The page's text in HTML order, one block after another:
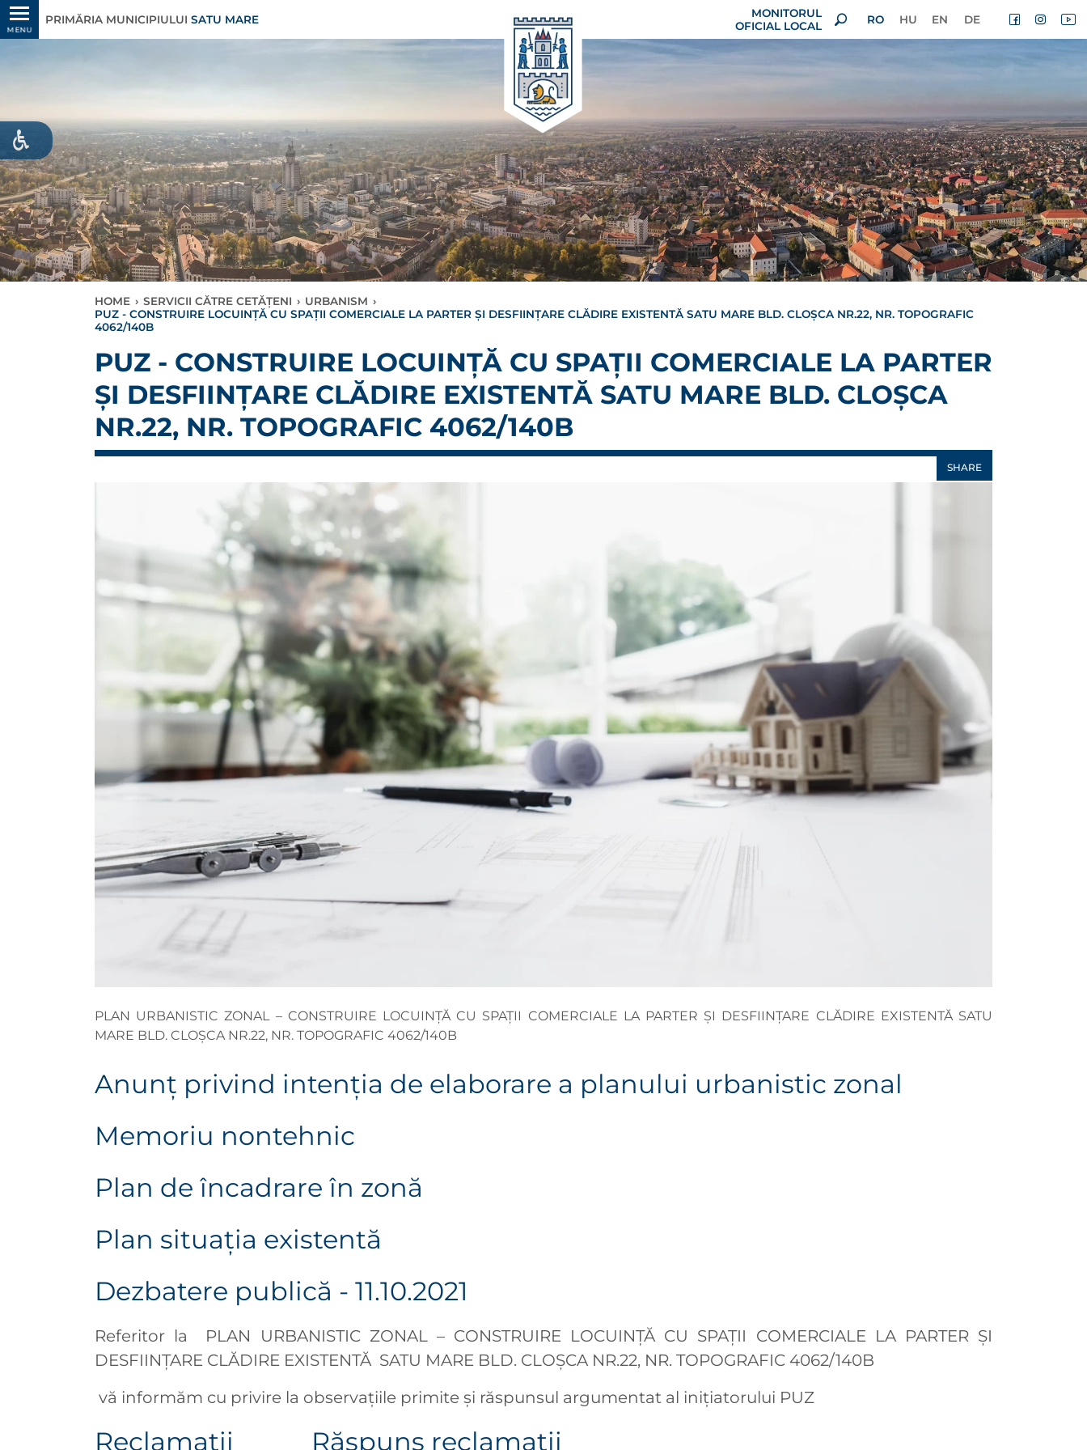
MENU
PRIMĂRIA MUNICIPIULUI SATU MARE
MONITORUL
OFICIAL LOCAL
RO HU EN DE
HOME › SERVICII CĂTRE CETĂȚENI › URBANISM ›
PUZ - CONSTRUIRE LOCUINȚĂ CU SPAȚII COMERCIALE LA PARTER ȘI DESFIINȚARE CLĂDIRE EXISTENTĂ SATU MARE BLD. CLOȘCA NR.22, NR. TOPOGRAFIC
4062/140B
PUZ - CONSTRUIRE LOCUINȚĂ CU SPAȚII COMERCIALE LA PARTER
ȘI DESFIINȚARE CLĂDIRE EXISTENTĂ SATU MARE BLD. CLOȘCA
NR.22, NR. TOPOGRAFIC 4062/140B
SHARE
PLAN URBANISTIC ZONAL – CONSTRUIRE LOCUINȚĂ CU SPAȚII COMERCIALE LA PARTER ȘI DESFIINȚARE CLĂDIRE EXISTENTĂ SATU
MARE BLD. CLOȘCA NR.22, NR. TOPOGRAFIC 4062/140B
Anunţ privind intenţia de elaborare a planului urbanistic zonal
Memoriu nontehnic
Plan de încadrare în zonă
Plan situaţia existentă
Dezbatere publică - 11.10.2021
Referitor la PLAN URBANISTIC ZONAL – CONSTRUIRE LOCUINȚĂ CU SPAȚII COMERCIALE LA PARTER ȘI
DESFIINȚARE CLĂDIRE EXISTENTĂ SATU MARE BLD. CLOȘCA NR.22, NR. TOPOGRAFIC 4062/140B
vă informăm cu privire la observaţiile primite şi răspunsul argumentat al iniţiatorului PUZ
Reclamații Răspuns reclamații